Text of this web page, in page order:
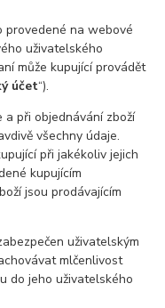
na webové
uživatelského
může kupující provádět
účet“).
při objednávání zboží
všechny údaje.
při jakékoliv jejich
kupujícím
jsou prodávajícím
uživatelským
mlčenlivost
do jeho uživatelského